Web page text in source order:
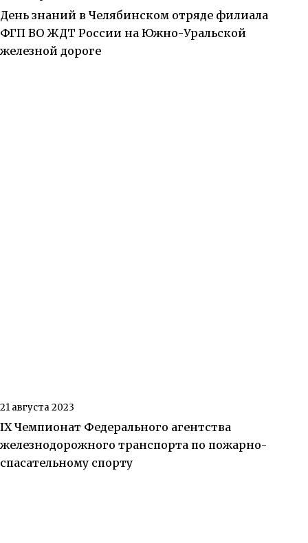
День знаний в Челябинском отряде филиала
ФГП ВО ЖДТ России на Южно-Уральской
железной дороге
21 августа 2023
IX Чемпионат Федерального агентства
железнодорожного транспорта по пожарно-
спасательному спорту